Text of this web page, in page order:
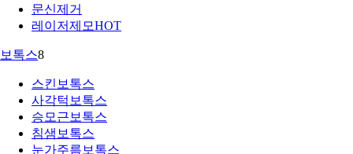
문신제거
레이저제모HOT
보톡스8
스킨보톡스
사각턱보톡스
승모근보톡스
침샘보톡스
눈가주름보톡스